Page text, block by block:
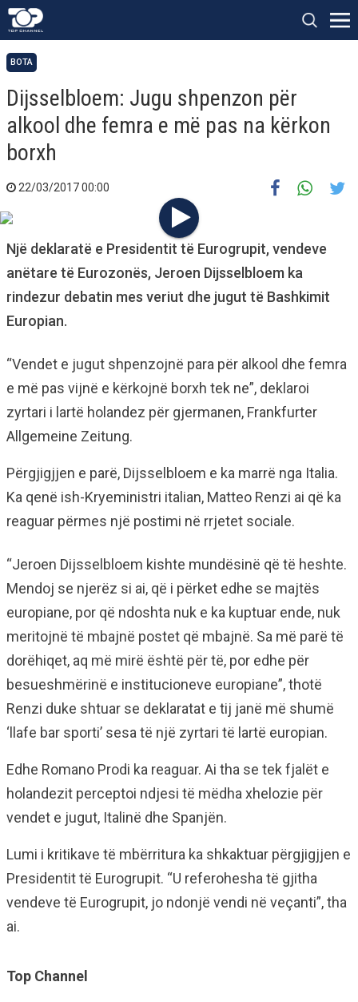
BOTA
Dijsselbloem: Jugu shpenzon për
alkool dhe femra e më pas na kërkon
borxh
22/03/2017 00:00
Një deklaratë e Presidentit të Eurogrupit, vendeve
anëtare të Eurozonës, Jeroen Dijsselbloem ka
rindezur debatin mes veriut dhe jugut të Bashkimit
Europian.
“Vendet e jugut shpenzojnë para për alkool dhe femra
e më pas vijnë e kërkojnë borxh tek ne”, deklaroi
zyrtari i lartë holandez për gjermanen, Frankfurter
Allgemeine Zeitung.
Përgjigjjen e parë, Dijsselbloem e ka marrë nga Italia.
Ka qenë ish-Kryeministri italian, Matteo Renzi ai që ka
reaguar përmes një postimi në rrjetet sociale.
“Jeroen Dijsselbloem kishte mundësinë që të heshte.
Mendoj se njerëz si ai, që i përket edhe se majtës
europiane, por që ndoshta nuk e ka kuptuar ende, nuk
meritojnë të mbajnë postet që mbajnë. Sa më parë të
dorëhiqet, aq më mirë është për të, por edhe për
besueshmërinë e institucioneve europiane”, thotë
Renzi duke shtuar se deklaratat e tij janë më shumë
‘llafe bar sporti’ sesa të një zyrtari të lartë europian.
Edhe Romano Prodi ka reaguar. Ai tha se tek fjalët e
holandezit perceptoi ndjesi të mëdha xhelozie për
vendet e jugut, Italinë dhe Spanjën.
Lumi i kritikave të mbërritura ka shkaktuar përgjigjjen e
Presidentit të Eurogrupit. “U referohesha të gjitha
vendeve të Eurogrupit, jo ndonjë vendi në veçanti”, tha
ai.
Top Channel